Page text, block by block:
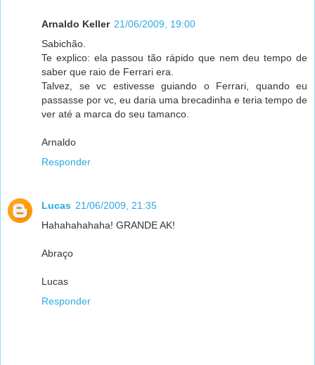
Arnaldo Keller 21/06/2009, 19:00
Sabichão.
Te explico: ela passou tão rápido que nem deu tempo de
saber que raio de Ferrari era.
Talvez, se vc estivesse guiando o Ferrari, quando eu
passasse por vc, eu daria uma brecadinha e teria tempo de
ver até a marca do seu tamanco.
Arnaldo
Responder
Lucas 21/06/2009, 21:35
Hahahahahaha! GRANDE AK!
Abraço
Lucas
Responder